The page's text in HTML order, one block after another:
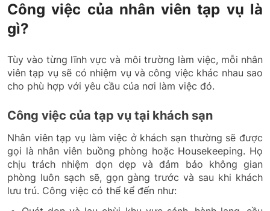
Công việc của nhân viên tạp vụ là
gì?
Tùy vào từng lĩnh vực và môi trường làm việc, mỗi nhân
viên tạp vụ sẽ có nhiệm vụ và công việc khác nhau sao
cho phù hợp với yêu cầu của nơi làm việc đó.
Công việc của tạp vụ tại khách sạn
Nhân viên tạp vụ làm việc ở khách sạn thường sẽ được
gọi là nhân viên buồng phòng hoặc Housekeeping. Họ
chịu trách nhiệm dọn dẹp và đảm bảo không gian
phòng luôn sạch sẽ, gọn gàng trước và sau khi khách
lưu trú. Công việc có thể kể đến như: